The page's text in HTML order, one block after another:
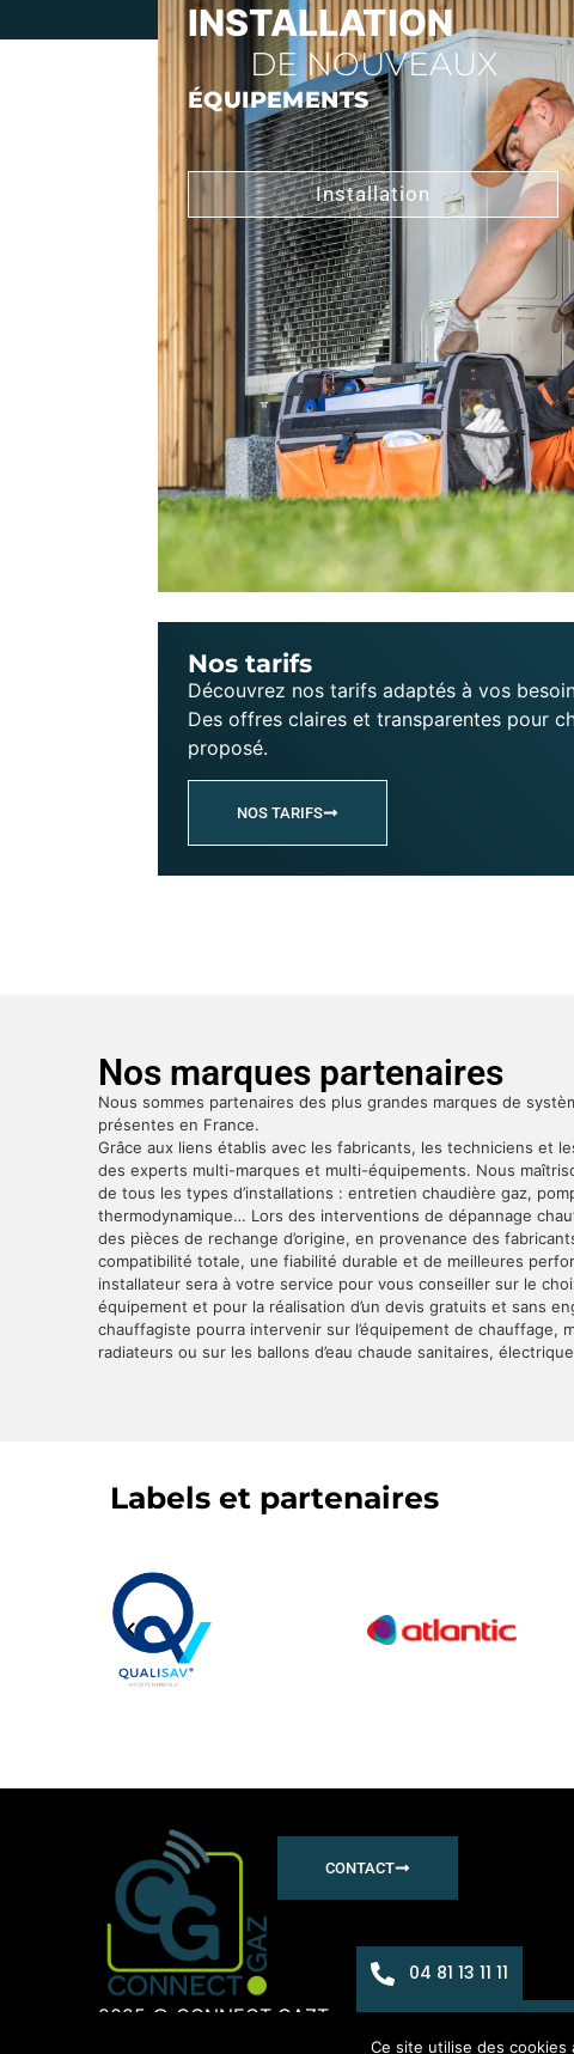
INSTALLATION
DE NOUVEAUX
ÉQUIPEMENTS
Installation
Nos tarifs
Découvrez nos tarifs adaptés à vos
Des offres claires et transparentes pour
proposé.
NOS TARIFS
Nos marques partenaires
Nous sommes partenaires des plus grandes marques de
présentes en France.
Grâce aux liens établis avec les fabricants, les techniciens et
des experts multi-marques et multi-équipements. Nous
de tous les types d’installations : entretien chaudière gaz,
thermodynamique… Lors des interventions de dépannage
des pièces de rechange d’origine, en provenance des
compatibilité totale, une fiabilité durable et de meilleures
installateur sera à votre service pour vous conseiller sur le
équipement et pour la réalisation d’un devis gratuits et sans
chauffagiste pourra intervenir sur l’équipement de chauffage,
radiateurs ou sur les ballons d’eau chaude sanitaires,
Labels et partenaires
CONTACT
2025 © CONNECT GAZTous droits réservésPlan du
04 81 13 11 11
Ce site utilise des